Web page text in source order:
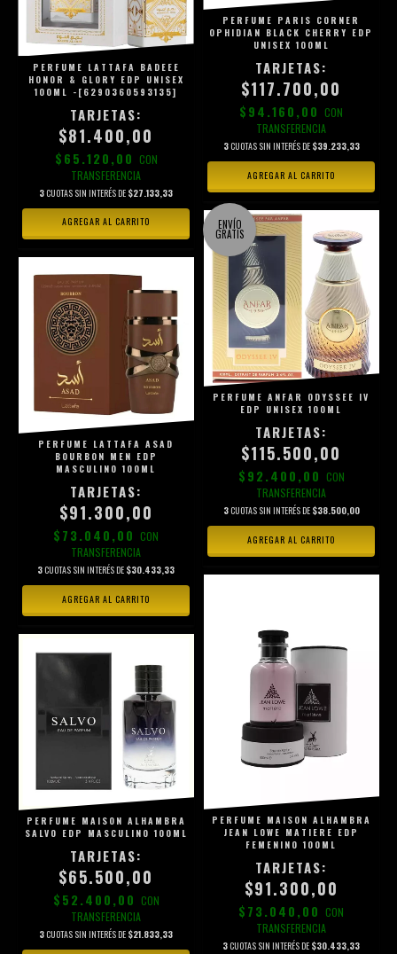
PERFUME LATTAFA BADEEE
HONOR & GLORY EDP UNISEX
100ML -[6290360593135]
$81.400,00
$65.120,00 CON
TRANSFERENCIA
3CUOTAS SIN INTERÉS DE $27.133,33
PERFUME PARIS CORNER
OPHIDIAN BLACK CHERRY EDP
UNISEX 100ML
$117.700,00
$94.160,00 CON
TRANSFERENCIA
3CUOTAS SIN INTERÉS DE $39.233,33
PERFUME LATTAFA ASAD
BOURBON MEN EDP
MASCULINO 100ML
$91.300,00
$73.040,00 CON
TRANSFERENCIA
3CUOTAS SIN INTERÉS DE $30.433,33
ENVÍO
GRATIS
PERFUME ANFAR ODYSSEE IV
EDP UNISEX 100ML
$115.500,00
$92.400,00 CON
TRANSFERENCIA
3CUOTAS SIN INTERÉS DE $38.500,00
PERFUME MAISON ALHAMBRA
SALVO EDP MASCULINO 100ML
$65.500,00
$52.400,00 CON
TRANSFERENCIA
3CUOTAS SIN INTERÉS DE $21.833,33
PERFUME MAISON ALHAMBRA
JEAN LOWE MATIERE EDP
FEMENINO 100ML
$91.300,00
$73.040,00 CON
TRANSFERENCIA
3CUOTAS SIN INTERÉS DE $30.433,33